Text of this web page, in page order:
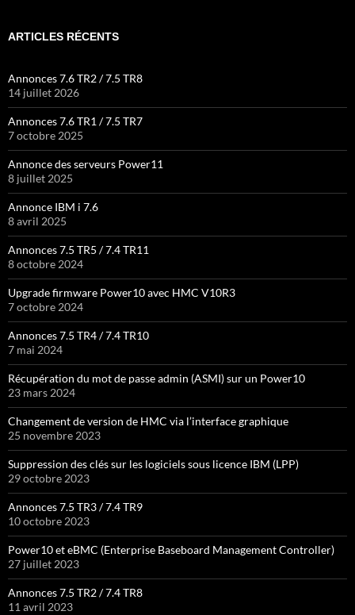
ARTICLES RÉCENTS
Annonces 7.6 TR2 / 7.5 TR8
14 juillet 2026
Annonces 7.6 TR1 / 7.5 TR7
7 octobre 2025
Annonce des serveurs Power11
8 juillet 2025
Annonce IBM i 7.6
8 avril 2025
Annonces 7.5 TR5 / 7.4 TR11
8 octobre 2024
Upgrade firmware Power10 avec HMC V10R3
7 octobre 2024
Annonces 7.5 TR4 / 7.4 TR10
7 mai 2024
Récupération du mot de passe admin (ASMI) sur un Power10
23 mars 2024
Changement de version de HMC via l’interface graphique
25 novembre 2023
Suppression des clés sur les logiciels sous licence IBM (LPP)
29 octobre 2023
Annonces 7.5 TR3 / 7.4 TR9
10 octobre 2023
Power10 et eBMC (Enterprise Baseboard Management Controller)
27 juillet 2023
Annonces 7.5 TR2 / 7.4 TR8
11 avril 2023